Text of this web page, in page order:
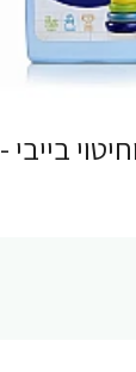
בייבי - 750 מ"ל